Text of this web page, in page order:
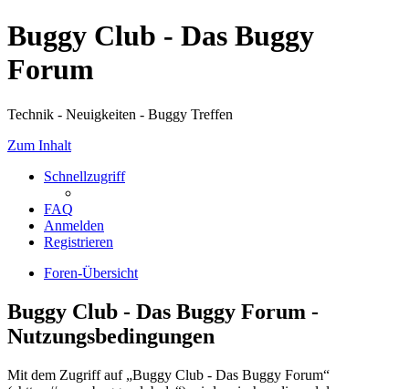
Buggy Club - Das Buggy
Forum
Technik - Neuigkeiten - Buggy Treffen
Zum Inhalt
Schnellzugriff
FAQ
Anmelden
Registrieren
Foren-Übersicht
Buggy Club - Das Buggy Forum -
Nutzungsbedingungen
Mit dem Zugriff auf „Buggy Club - Das Buggy Forum“